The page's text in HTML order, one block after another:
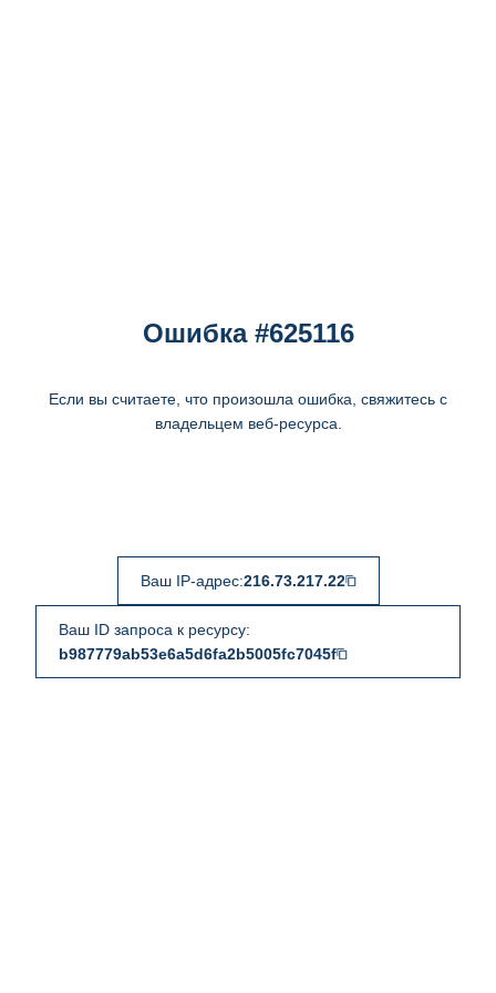
Ошибка #625116
Если вы считаете, что произошла ошибка, свяжитесь с
владельцем веб-ресурса.
Ваш IP-адрес:216.73.217.22
Ваш ID запроса к ресурсу:
b987779ab53e6a5d6fa2b5005fc7045f